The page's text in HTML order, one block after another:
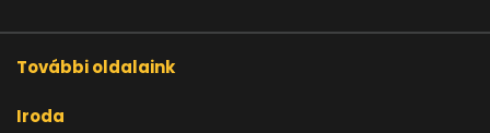
További oldalaink
Iroda